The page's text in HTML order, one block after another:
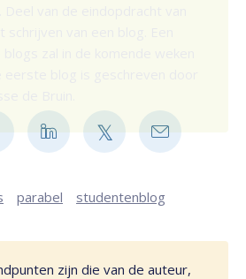
zijn die van de auteur,
parabel studentenblog